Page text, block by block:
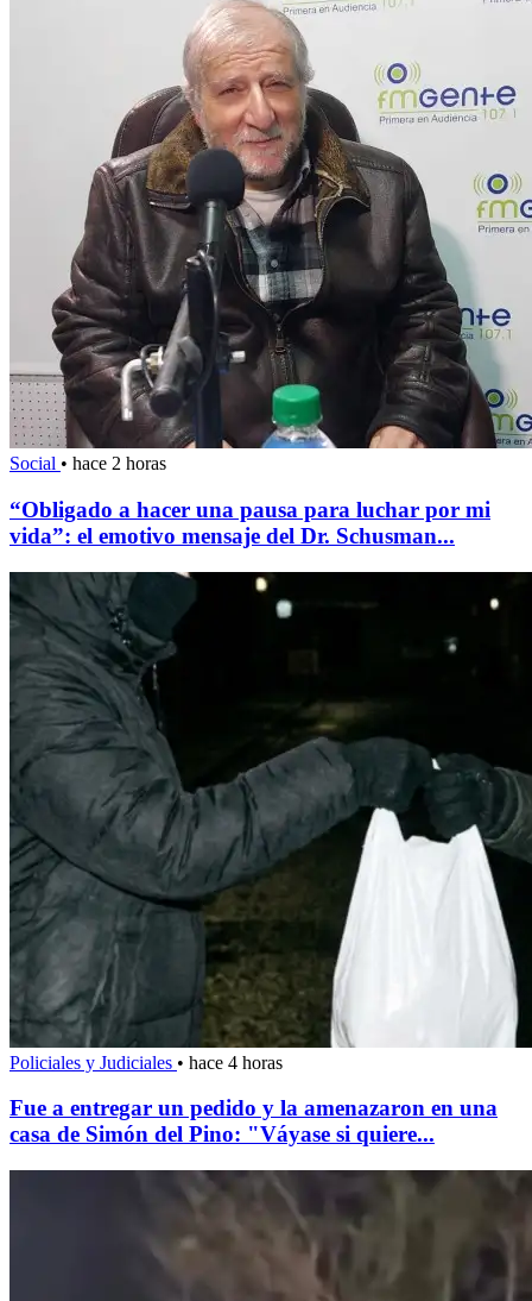
Social • hace 2 horas
“Obligado a hacer una pausa para luchar por mi
vida”: el emotivo mensaje del Dr. Schusman...
Policiales y Judiciales • hace 4 horas
Fue a entregar un pedido y la amenazaron en una
casa de Simón del Pino: "Váyase si quiere...